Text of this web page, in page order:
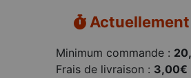
Actuellement
Minimum commande :
Frais de livraison : 3,00€